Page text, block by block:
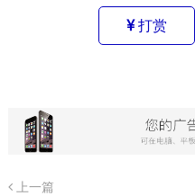
打赏
上一篇